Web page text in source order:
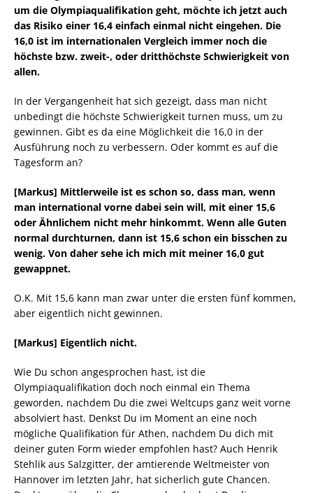
um die Olympiaqualifikation geht, möchte ich jetzt auch
das Risiko einer 16,4 einfach einmal nicht eingehen. Die
16,0 ist im internationalen Vergleich immer noch die
höchste bzw. zweit-, oder dritthöchste Schwierigkeit von
allen.
In der Vergangenheit hat sich gezeigt, dass man nicht
unbedingt die höchste Schwierigkeit turnen muss, um zu
gewinnen. Gibt es da eine Möglichkeit die 16,0 in der
Ausführung noch zu verbessern. Oder kommt es auf die
Tagesform an?
[Markus] Mittlerweile ist es schon so, dass man, wenn
man international vorne dabei sein will, mit einer 15,6
oder Ähnlichem nicht mehr hinkommt. Wenn alle Guten
normal durchturnen, dann ist 15,6 schon ein bisschen zu
wenig. Von daher sehe ich mich mit meiner 16,0 gut
gewappnet.
O.K. Mit 15,6 kann man zwar unter die ersten fünf kommen,
aber eigentlich nicht gewinnen.
[Markus] Eigentlich nicht.
Wie Du schon angesprochen hast, ist die
Olympiaqualifikation doch noch einmal ein Thema
geworden, nachdem Du die zwei Weltcups ganz weit vorne
absolviert hast. Denkst Du im Moment an eine noch
mögliche Qualifikation für Athen, nachdem Du dich mit
deiner guten Form wieder empfohlen hast? Auch Henrik
Stehlik aus Salzgitter, der amtierende Weltmeister von
Hannover im letzten Jahr, hat sicherlich gute Chancen.